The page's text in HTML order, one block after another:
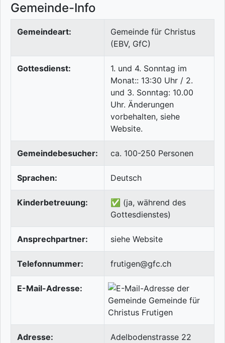
Gemeinde-Info
Gemeindeart:
Gemeinde für Christus
(EBV, GfC)
Gottesdienst:
1. und 4. Sonntag im
Monat:: 13:30 Uhr / 2.
und 3. Sonntag: 10.00
Uhr. Änderungen
vorbehalten, siehe
Website.
Gemeindebesucher: ca. 100-250 Personen
Sprachen: Deutsch
Kinderbetreuung:
✅ (ja, während des
Gottesdienstes)
Ansprechpartner: siehe Website
Telefonnummer: frutigen@gfc.ch
E-Mail-Adresse:
Adresse:
Adelbodenstrasse 22